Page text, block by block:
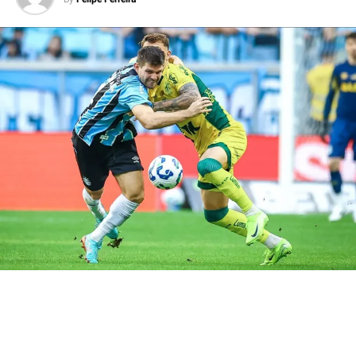
acompanhar o jogo pelo canal TNT Sports, que vai
transmitir a partida, na íntegra, ao vivo.
Como chegam as equipes para o
confronto
Athletico-PR
O Athletico-PR vem de duas derrotas consecutivas, 0 a
2 para o Bragantino, pelo Brasileirão, e 1 a 2 para O
Atletico-MG, jogando pela Libertadores. O técnico Paulo
Turra tem poupado alguns jogadores na competição
nacional. Entretanto, com o revés sofrido na rodada
anterior, deve escalar uma equipe mais forte para pegar